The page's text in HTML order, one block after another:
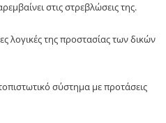
στις στρεβλώσεις της.
λογικές της προστασίας των δικών
σύστημα με προτάσεις